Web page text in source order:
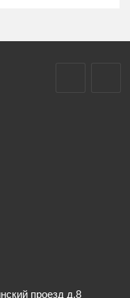
проезд д.8